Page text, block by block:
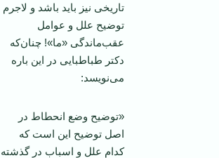
تاریخی نیز باید‌ باشد و لاجرم
توضیح علل و عوامل
عقب‌ماندگی «ما»! چنان‌که
دکتر طباطبایی در این باره
می‌نویسد:
«توضیح وضع انحطاط در
اصل توضیح این است که
کدام علل و اسباب در گذشته